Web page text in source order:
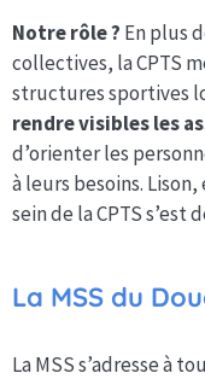
Notre rôle ? En plus
collectives, la CPTS
structures sportives
rendre visibles les
d’orienter les
à leurs besoins.
sein de la CPTS s’est
La MSS du
La MSS s’adresse à